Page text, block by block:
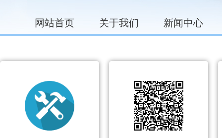
网站首页 关于我们 新闻中心